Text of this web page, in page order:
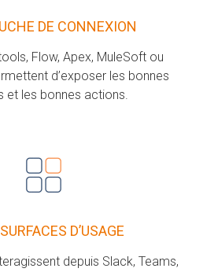
DE CONNEXION
Flow, Apex, MuleSoft ou
d’exposer les bonnes
et les bonnes actions.
D’USAGE
depuis Slack, Teams,